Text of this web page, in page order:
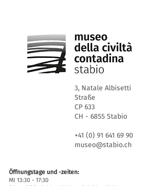
3, Natale Albisetti
Straße
CP 633
CH - 6855 Stabio
+41 (0) 91 641 69 90
museo@stabio.ch
Öffnungstage und -zeiten:
MI 13:30 - 17:30